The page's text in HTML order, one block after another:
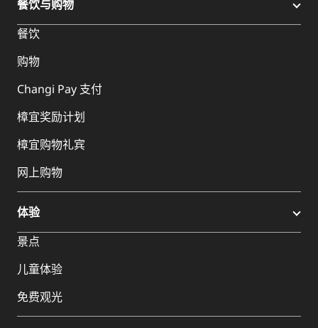
餐饮与购物
餐饮
购物
Changi Pay 支付
樟宜奖励计划
樟宜购物礼宾
网上购物
体验
景点
儿童体验
免费观光